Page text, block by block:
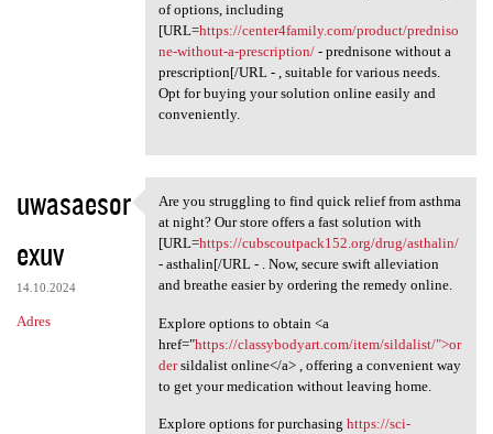
of options, including
[URL=https://center4family.com/product/predniso
ne-without-a-prescription/- prednisone without a
prescription[/URL - , suitable for various needs.
Opt for buying your solution online easily and
conveniently.
uwasaesor
exuv
14.10.2024
Adres
Are you struggling to find
Are you struggling to find quick relief from asthma
at night? Our store offers a fast solution with
[URL=https://cubscoutpack152.org/drug/asthalin/
- asthalin[/URL - . Now, secure swift alleviation
and breathe easier by ordering the remedy online.
Explore options to obtain <a
href="https://classybodyart.com/item/sildalist/">or
dersildalist online</a> , offering a convenient way
to get your medication without leaving home.
Explore options for purchasing https://sci-